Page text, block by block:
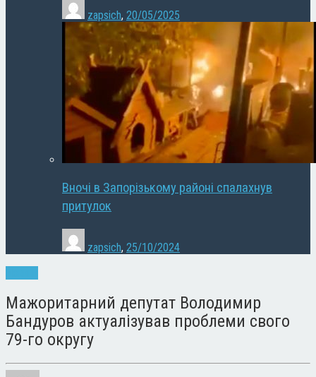
zapsich, 20/05/2025
Вночі в Запорізькому районі спалахнув
притулок
zapsich, 25/10/2024
Мажоритарний депутат Володимир
Бандуров актуалізував проблеми свого
79-го округу